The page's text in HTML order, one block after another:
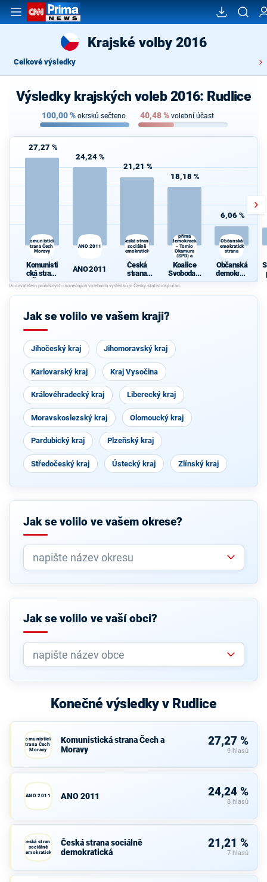
Krajské volby 2016
Celkové výsledky
Výsledky krajských voleb 2016: Rudlice
100,00% okrsků sečteno 40,48% volební účast
27,27 %
Komunistická
strana Čech a
Moravy
Komunisti
cká strana
Čech a
Moravy
24,24 %
ANO 2011
ANO 2011
21,21 %
Česká strana
sociálně
demokratická
Česká
strana
sociálně
demokrati
cká
18,18 %
přímá
demokracie
- Tomio
Okamura
(SPD) a
Strana Práv
Občanů
Koalice
Svoboda a
přímá
demokraci
e - Tomio
6,06 %
Občanská
demokratická
strana
Občanská
demokrati
cká strana
Jak se volilo ve vašem kraji?
Jihočeský kraj Jihomoravský kraj
Karlovarský kraj Kraj Vysočina
Královéhradecký kraj Liberecký kraj
Moravskoslezský kraj Olomoucký kraj
Pardubický kraj Plzeňský kraj
Středočeský kraj Ústecký kraj Zlínský kraj
Jak se volilo ve vašem okrese?
Jak se volilo ve vaší obci?
Konečné výsledky v Rudlice
Komunistická
strana Čech a
Moravy
Komunistická strana Čech a
Moravy
27,27 %
9 hlasů
ANO 2011 ANO 2011 24,24 %
8 hlasů
Česká strana
sociálně
demokratická
Česká strana sociálně
demokratická
21,21 %
7 hlasů